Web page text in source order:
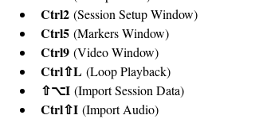
Ctrl2 (Session Setup Window)
Ctrl5 (Markers Window)
Ctrl9 (Video Window)
Ctrl⇧L (Loop Playback)
⇧⌥I (Import Session Data)
Ctrl⇧I (Import Audio)